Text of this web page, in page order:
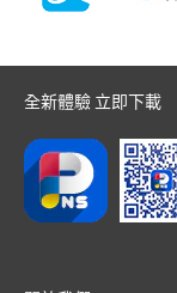
全新體驗 立即下載